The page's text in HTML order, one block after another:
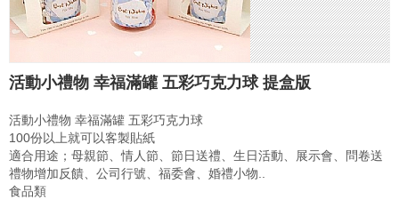
活動小禮物 幸福滿罐 五彩巧克力球 提盒版
活動小禮物 幸福滿罐 五彩巧克力球
100份以上就可以客製貼紙
適合用途；母親節、情人節、節日送禮、生日活動、展示會、問卷送
禮物增加反饋、公司行號、福委會、婚禮小物..
食品類